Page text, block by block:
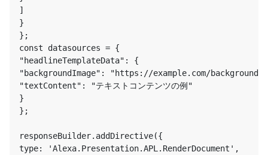
]
}
};
const datasources = {
"headlineTemplateData": {
"backgroundImage": "https://example.com/
"textContent": "テキストコンテンツの例"
}
};
responseBuilder.addDirective({
type: 'Alexa.Presentation.APL.RenderDocument',